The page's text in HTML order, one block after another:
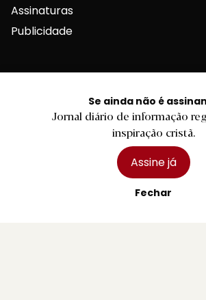
Se ainda não é
Jornal diário de informação
inspiração cristã.
Assine já
Fechar
Assinaturas
Publicidade
Contactos Gerais